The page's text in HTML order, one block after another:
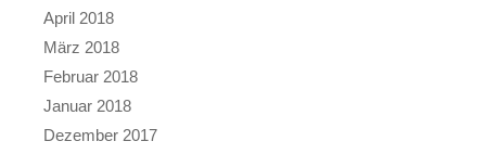
April 2018
März 2018
Februar 2018
Januar 2018
Dezember 2017